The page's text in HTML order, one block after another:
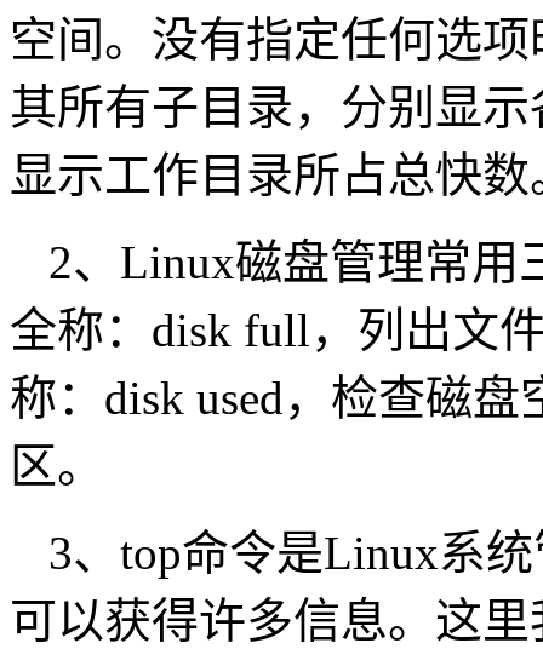
空间。没有指定任何选
其所有子目录，分别显
显示工作目录所占总快数
2、Linux磁盘管理常用
全称：disk full，列出文
称：disk used，检查磁
区。
3、top命令是Linux系
可以获得许多信息。这